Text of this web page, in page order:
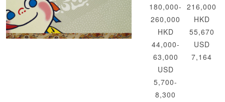
180,000-
260,000
HKD
44,000-
63,000
USD
5,700-
8,300
216,000
HKD
55,670
USD
7,164